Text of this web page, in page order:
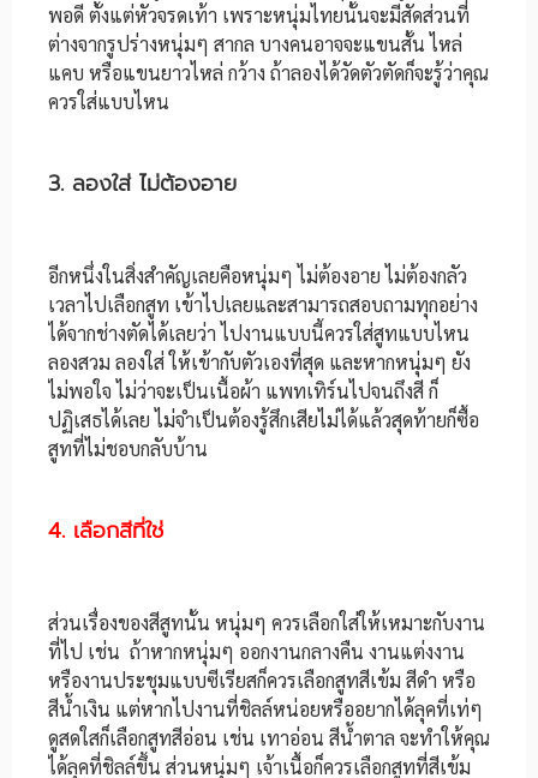
พอดี ตั้งแต่หัวจรดเท้า เพราะหนุ่มไทยนั้นจะมีสัดส่วนที่
ต่างจากรูปร่างหนุ่มๆ สากล บางคนอาจจะแขนสั้น ไหล่
แคบ หรือแขนยาวไหล่ กว้าง ถ้าลองได้วัดตัวตัดก็จะรู้ว่าคุณ
ควรใส่แบบไหน
3. ลองใส่ ไม่ต้องอาย
อีกหนึ่งในสิ่งสำคัญเลยคือหนุ่มๆ ไม่ต้องอาย ไม่ต้องกลัว
เวลาไปเลือกสูท เข้าไปเลยและสามารถสอบถามทุกอย่าง
ได้จากช่างตัดได้เลยว่า ไปงานแบบนี้ควรใส่สูทแบบไหน
ลองสวม ลองใส่ ให้เข้ากับตัวเองที่สุด และหากหนุ่มๆ ยัง
ไม่พอใจ ไม่ว่าจะเป็นเนื้อผ้า แพทเทิร์นไปจนถึงสี ก็
ปฏิเสธได้เลย ไม่จำเป็นต้องรู้สึกเสียไม่ได้แล้วสุดท้ายก็ซื้อ
สูทที่ไม่ชอบกลับบ้าน
4. เลือกสีที่ใช่
ส่วนเรื่องของสีสูทนั้น หนุ่มๆ ควรเลือกใส่ให้เหมาะกับงาน
ที่ไป เช่น ถ้าหากหนุ่มๆ ออกงานกลางคืน งานแต่งงาน
หรืองานประชุมแบบซีเรียสก็ควรเลือกสูทสีเข้ม สีดำ หรือ
สีน้ำเงิน แต่หากไปงานที่ชิลล์หน่อยหรืออยากได้ลุคที่เท่ๆ
ดูสดใสก็เลือกสูทสีอ่อน เช่น เทาอ่อน สีน้ำตาล จะทำให้คุณ
ได้ลุคที่ชิลล์ขึ้น ส่วนหนุ่มๆ เจ้าเนื้อก็ควรเลือกสูทที่สีเข้ม